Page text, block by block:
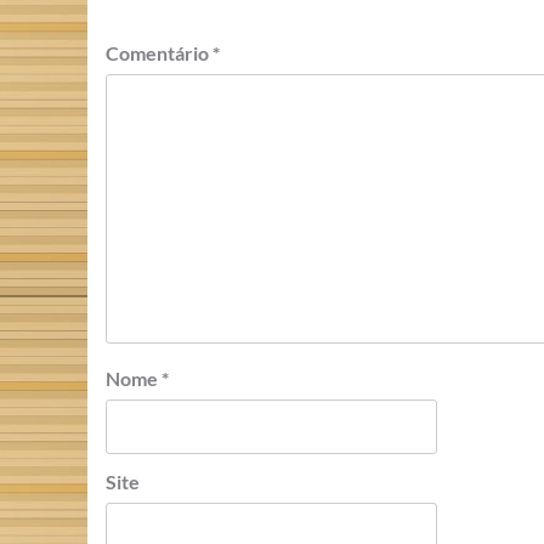
Comentário *
Nome *
Site